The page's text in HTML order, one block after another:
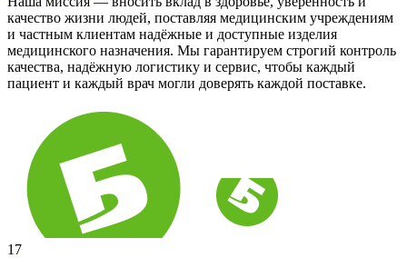
качество жизни людей, поставляя медицинским учреждениям
и частным клиентам надёжные и доступные изделия
медицинского назначения. Мы гарантируем строгий контроль
качества, надёжную логистику и сервис, чтобы каждый
пациент и каждый врач могли доверять каждой поставке.
17